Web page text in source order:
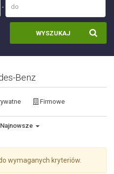
-
WYSZUKAJ
Benz
Firmowe
Najnowsze
wymaganych kryteriów.